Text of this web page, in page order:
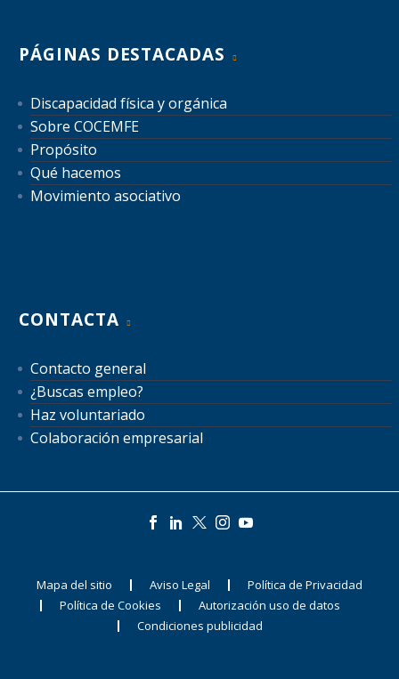
PÁGINAS DESTACADAS
Discapacidad física y orgánica
Sobre COCEMFE
Propósito
Qué hacemos
Movimiento asociativo
CONTACTA
Contacto general
¿Buscas empleo?
Haz voluntariado
Colaboración empresarial
Mapa del sitio Aviso Legal
Política de Privacidad
Política de Cookies
Autorización uso de datos
Condiciones publicidad